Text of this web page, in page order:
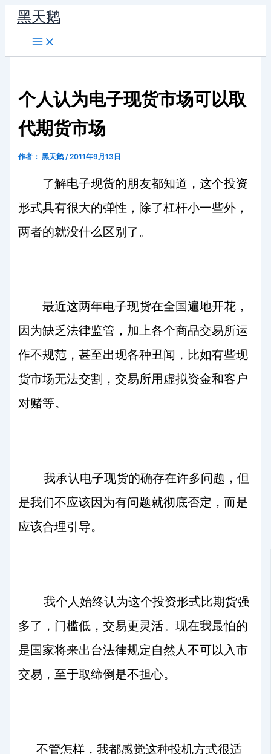
容
黑天鹅
个人认为电子现货市场可以取
代期货市场
作者： 黑天鹅/2011年9月13日
了解电子现货的朋友都知道，这个投资
形式具有很大的弹性，除了杠杆小一些外，
两者的就没什么区别了。
最近这两年电子现货在全国遍地开花，
因为缺乏法律监管，加上各个商品交易所运
作不规范，甚至出现各种丑闻，比如有些现
货市场无法交割，交易所用虚拟资金和客户
对赌等。
我承认电子现货的确存在许多问题，但
是我们不应该因为有问题就彻底否定，而是
应该合理引导。
我个人始终认为这个投资形式比期货强
多了，门槛低，交易更灵活。现在我最怕的
是国家将来出台法律规定自然人不可以入市
交易，至于取缔倒是不担心。
不管怎样，我都感觉这种投机方式很适